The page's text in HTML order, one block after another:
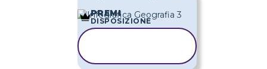
PREMI
DISPOSIZIONE